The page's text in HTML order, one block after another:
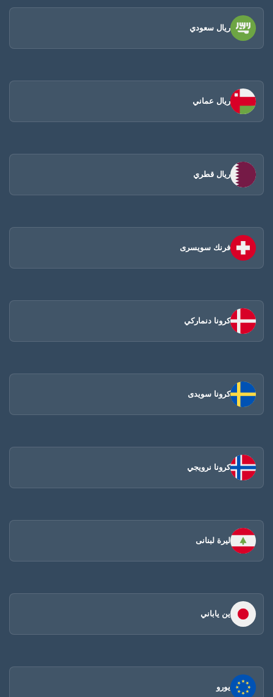
ريال سعودي
ريال عماني
ريال قطري
فرنك سويسرى
كرونا دنماركي
كرونا سويدى
كرونا نرويجي
ليرة لبنانى
ين ياباني
يورو